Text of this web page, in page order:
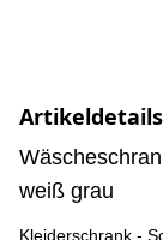
Artikeldetails
weiß grau
Kleiderschrank -